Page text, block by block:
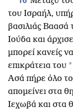
του Ισραήλ,
βασιλιάς Βαασά
Ιούδα και άρχισε
μπορεί κανείς
επικράτεια του *
Ασά πήρε όλο το
απομείνει στα
Ιεχωβά και στα